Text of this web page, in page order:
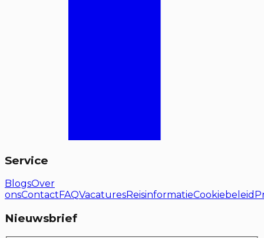
Service
BlogsOver
onsContact FAQVacaturesReisinformatieCookiebeleid
Nieuwsbrief